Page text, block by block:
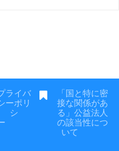
ライバ
ーポリ
シ
「国と特に密
接な関係があ
る」公益法人
の該当性につ
いて